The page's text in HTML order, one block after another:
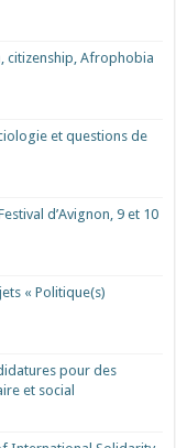
citizenship, Afrophobia
et questions de
d’Avignon, 9 et 10
« Politique(s)
pour des
et social